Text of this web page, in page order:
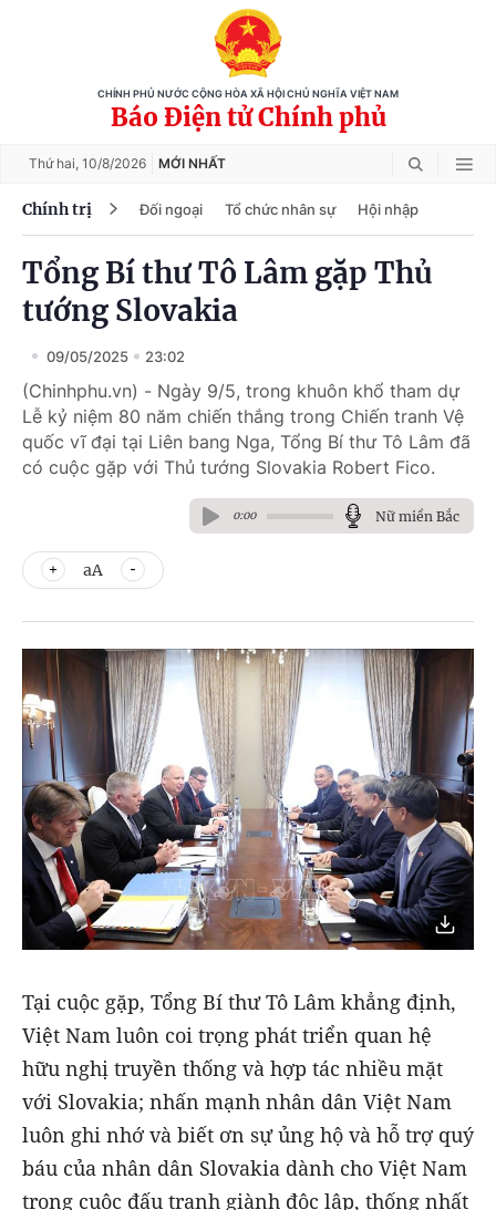
CHÍNH PHỦ NƯỚC CỘNG HÒA XÃ HỘI CHỦ NGHĨA VIỆT NAM
Báo Điện tử Chính phủ
Thứ hai, 10/8/2026 MỚI NHẤT
Chính trị Đối ngoại Tổ chức nhân sự Hội nhập
Tổng Bí thư Tô Lâm gặp Thủ
tướng Slovakia
09/05/2025 23:02
(Chinhphu.vn) - Ngày 9/5, trong khuôn khổ tham dự
Lễ kỷ niệm 80 năm chiến thắng trong Chiến tranh Vệ
quốc vĩ đại tại Liên bang Nga, Tổng Bí thư Tô Lâm đã
có cuộc gặp với Thủ tướng Slovakia Robert Fico.
0:00 Nữ miền Bắc
aA
Tại cuộc gặp, Tổng Bí thư Tô Lâm khẳng định,
Việt Nam luôn coi trọng phát triển quan hệ
hữu nghị truyền thống và hợp tác nhiều mặt
với Slovakia; nhấn mạnh nhân dân Việt Nam
luôn ghi nhớ và biết ơn sự ủng hộ và hỗ trợ quý
báu của nhân dân Slovakia dành cho Việt Nam
trong cuộc đấu tranh giành độc lập, thống nhất